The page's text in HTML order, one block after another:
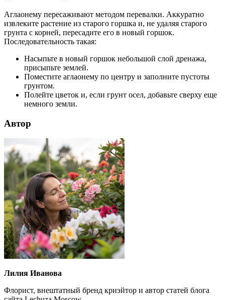
Аглаонему пересаживают методом перевалки. Аккуратно
извлеките растение из старого горшка и, не удаляя старого
грунта с корней, пересадите его в новый горшок.
Последовательность такая:
Насыпьте в новый горшок небольшой слой дренажа,
присыпьте землей.
Поместите аглаонему по центру и заполните пустоты
грунтом.
Полейте цветок и, если грунт осел, добавьте сверху еще
немного земли.
Автор
Лилия Иванова
Флорист, внештатный бренд криэйтор и автор статей блога